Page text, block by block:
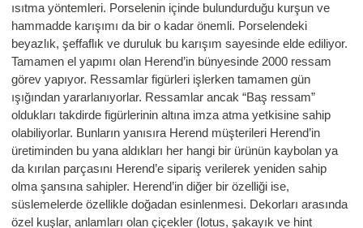
ısıtma yöntemleri. Porselenin içinde bulundurduğu kurşun ve
hammadde karışımı da bir o kadar önemli. Porselendeki
beyazlık, şeffaflık ve duruluk bu karışım sayesinde elde ediliyor.
Tamamen el yapımı olan Herend’in bünyesinde 2000 ressam
görev yapıyor. Ressamlar figürleri işlerken tamamen gün
ışığından yararlanıyorlar. Ressamlar ancak “Baş ressam”
oldukları takdirde figürlerinin altına imza atma yetkisine sahip
olabiliyorlar. Bunların yanısıra Herend müşterileri Herend’in
üretiminden bu yana aldıkları her hangi bir ürünün kaybolan ya
da kırılan parçasını Herend’e sipariş verilerek yeniden sahip
olma şansına sahipler. Herend’in diğer bir özelliği ise,
süslemelerde özellikle doğadan esinlenmesi. Dekorları arasında
özel kuşlar, anlamları olan çiçekler (lotus, şakayık ve hint